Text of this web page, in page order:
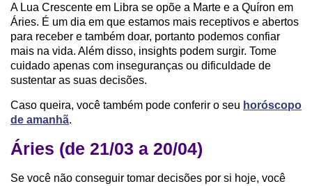
A Lua Crescente em Libra se opõe a Marte e a Quíron em
Áries. É um dia em que estamos mais receptivos e abertos
para receber e também doar, portanto podemos confiar
mais na vida. Além disso, insights podem surgir. Tome
cuidado apenas com inseguranças ou dificuldade de
sustentar as suas decisões.
Caso queira, você também pode conferir o seu horóscopo
de amanhã.
Áries (de 21/03 a 20/04)
Se você não conseguir tomar decisões por si hoje, você